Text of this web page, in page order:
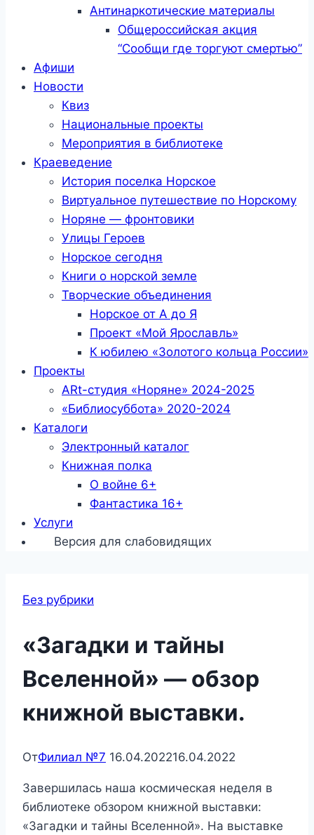
Антинаркотические материалы
Общероссийская акция
“Сообщи где торгуют смертью”
Афиши
Новости
Квиз
Национальные проекты
Мероприятия в библиотеке
Краеведение
История поселка Норское
Виртуальное путешествие по Норскому
Норяне — фронтовики
Улицы Героев
Норское сегодня
Книги о норской земле
Творческие объединения
Норское от А до Я
Проект «Мой Ярославль»
К юбилею «Золотого кольца России»
Проекты
ARt-студия «Норяне» 2024-2025
«Библиосуббота» 2020-2024
Каталоги
Электронный каталог
Книжная полка
О войне 6+
Фантастика 16+
Услуги
Версия для слабовидящих
Без рубрики
«Загадки и тайны
Вселенной» — обзор
книжной выставки.
ОтФилиал №7 16.04.202216.04.2022
Завершилась наша космическая неделя в
библиотеке обзором книжной выставки:
«Загадки и тайны Вселенной». На выставке